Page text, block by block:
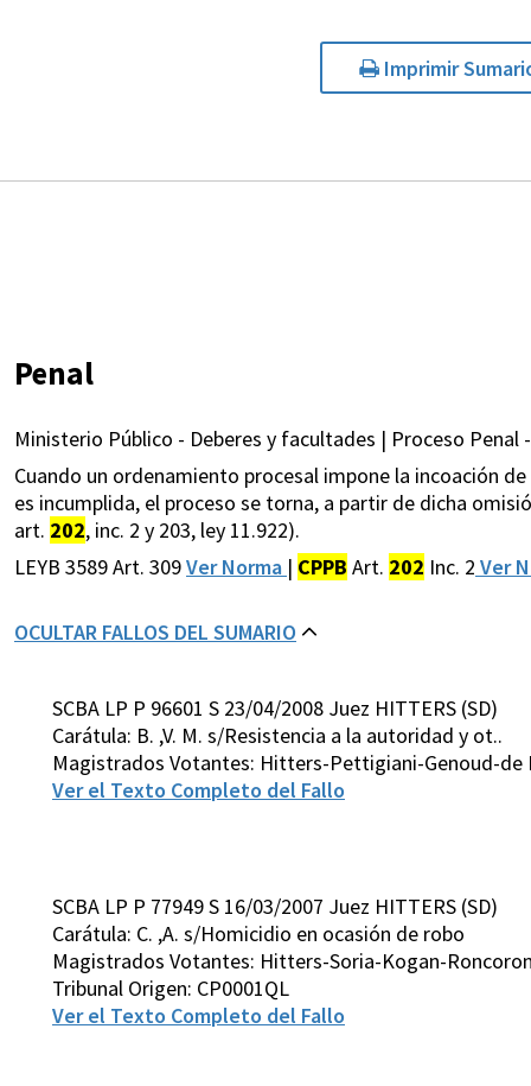
Imprimir
Penal
Ministerio Público - Deberes y facultades | Proceso Penal
Cuando un ordenamiento procesal impone la incoación
es incumplida, el proceso se torna, a partir de dicha
art. 202, inc. 2 y 203, ley 11.922).
LEYB 3589 Art. 309Ver Norma | CPPB Art. 202 Inc. 2 Ver
OCULTAR FALLOS DEL SUMARIO
SCBA LP P 96601 S 23/04/2008 Juez HITTERS (SD)
Carátula: B. ,V. M. s/Resistencia a la autoridad y ot..
Magistrados Votantes: Hitters-Pettigiani-Genoud-de
Ver el Texto Completo del Fallo
SCBA LP P 77949 S 16/03/2007 Juez HITTERS (SD)
Carátula: C. ,A. s/Homicidio en ocasión de robo
Magistrados Votantes: Hitters-Soria-Kogan-
Tribunal Origen: CP0001QL
Ver el Texto Completo del Fallo